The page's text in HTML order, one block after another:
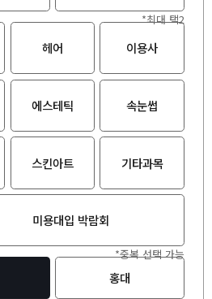
*최대 택2
헤어 이용사
에스테틱 속눈썹
스킨아트 기타과목
미용대입 박람회
*중복 선택 가능
홍대